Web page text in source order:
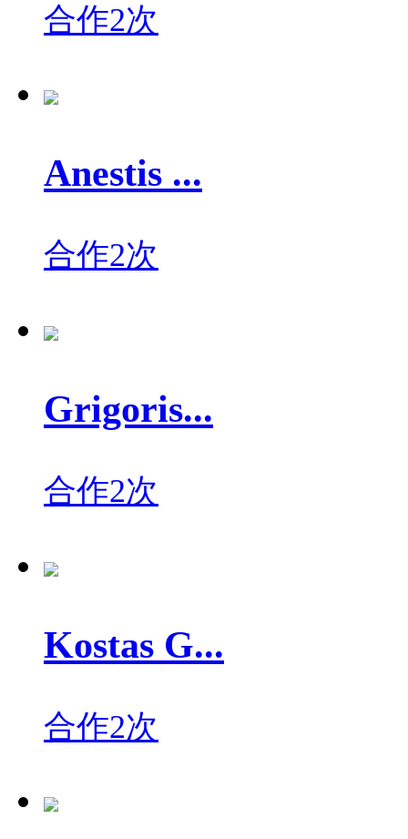
合作2次
Anestis ...
合作2次
Grigoris...
合作2次
Kostas G...
合作2次